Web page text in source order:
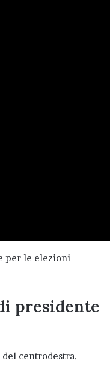
per le elezioni
presidente
centrodestra.